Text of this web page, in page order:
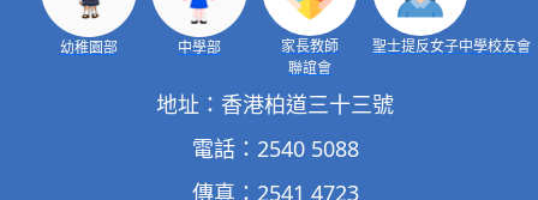
地址：香港柏道三十三號
電話：2540 5088
傳真：2541 4723
幼稚園部 中學部
家長教師
聯誼會
聖士提反女子中學校友會